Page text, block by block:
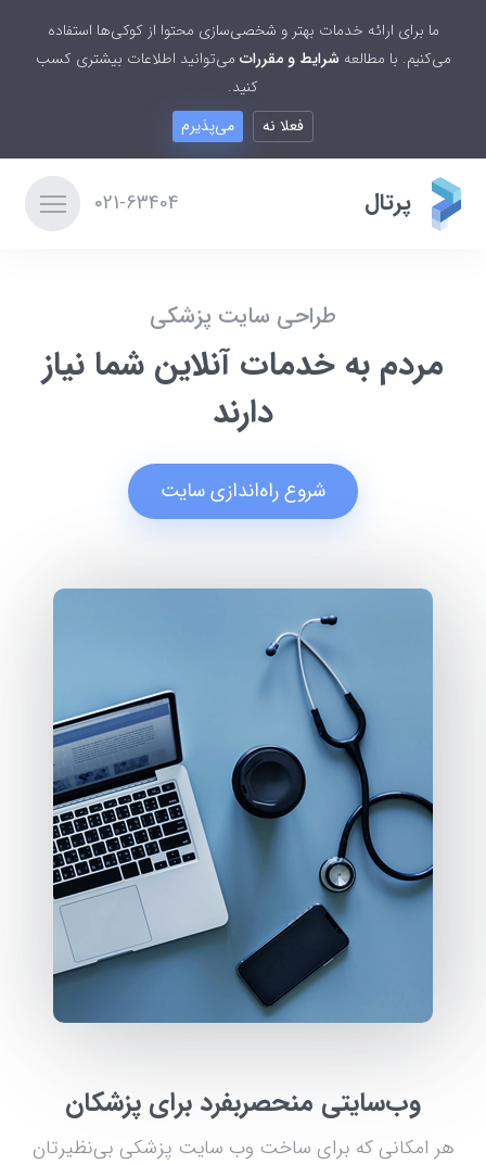
ما برای ارائه خدمات بهتر و شخصی‌سازی محتوا از کوکی‌ها استفاده
می‌کنیم. با مطالعه شرایط و مقررات می‌توانید اطلاعات بیشتری کسب
کنید.
فعلا نه
می‌پذیرم
پرتال 021-63404
طراحی سایت پزشکی
مردم به خدمات آنلاین شما نیاز
دارند
شروع راه‌اندازی سایت
وب‌سایتی منحصربفرد برای پزشکان
هر امکانی که برای ساخت وب سایت پزشکی بی‌نظیرتان